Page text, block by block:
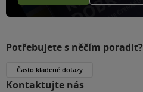
Potřebujete s něčím poradit?
Často kladené dotazy
Kontaktujte nás